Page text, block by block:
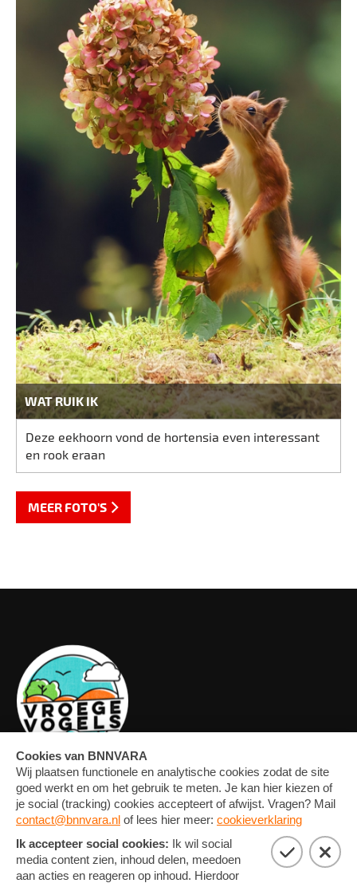
WAT RUIK IK
Deze eekhoorn vond de hortensia even interessant
en rook eraan
MEER FOTO'S
OVERZICHT
ARTIKELEN
FORUM
NIEUWSBRIEF